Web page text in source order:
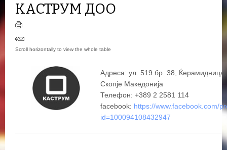
КАСТРУМ ДОО
Адреса: ул. 519 бр. 38, Ќерамидница,
Скопје Македонија
Телефон: +389 2 2581 114
facebook: https://www.facebook.com/
id=100094108432947